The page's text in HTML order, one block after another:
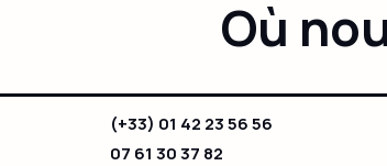
Où
(+33) 01 42 23 56 56
07 61 30 37 82